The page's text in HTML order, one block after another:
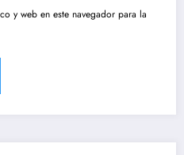
y web en este navegador para la